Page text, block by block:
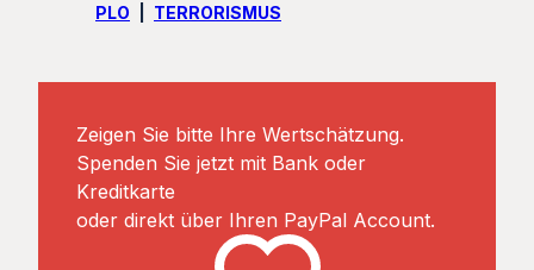
PLO
TERRORISMUS
Zeigen Sie bitte Ihre Wertschätzung.
Spenden Sie jetzt mit Bank oder
Kreditkarte
oder direkt über Ihren PayPal Account.